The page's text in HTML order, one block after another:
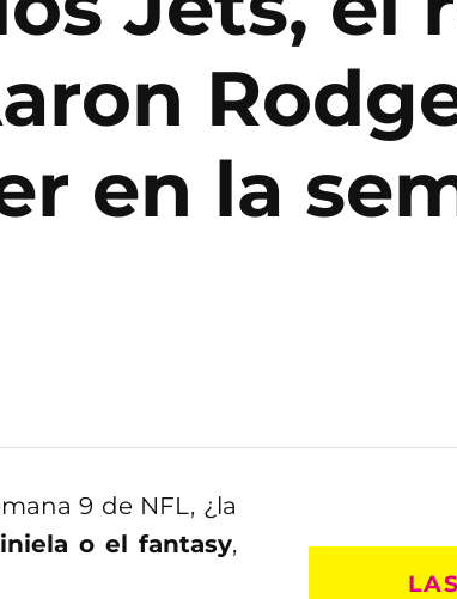
en la
9 de NFL, ¿la
o el fantasy,